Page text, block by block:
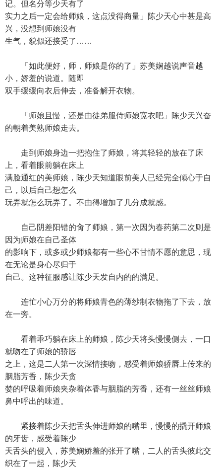
记。但名分等少天有了
实力之后一定会给师娘，这点没得商量」陈少天心中甚是高
兴，没想到师娘没有
生气，貌似还接受了……
「如此便好，师，师娘是你的了」苏美娴越说声音越
小，娇羞的说道。随即
双手缓缓向衣后伸去，准备解开衣物。
「师娘且慢，还是由徒弟服侍师娘宽衣吧」陈少天兴奋
的朝着美熟师娘走去。
走到师娘身边一把抱住了师娘，将其轻轻的放在了床
上，看着眼前躺在床上
满脸通红的美师娘，陈少天知道眼前美人已经完全倾心于自
己，以后自己想怎么
玩弄就怎么玩弄了。不由得增加了几分成就感。
自己阴差阳错的肏了师娘，第一次因为春药第二次则是
因为师娘在自己圣体
的影响下，或多或少师娘都有一些心不甘情不愿的意思，现
在无论是身心尽归于
自己。这种征服感让陈少天发自内的的满足。
连忙小心万分的将师娘青色的薄纱制衣物拖了下去，放
在一旁。
看着乖巧躺在床上的师娘，陈少天将头慢慢侧去，一口
就吻在了师娘的骄唇
之上，这是二人第一次深情接吻，感受着师娘骄唇上传来的
胭脂芳香，陈少天贪
婪的呼吸着师娘夹杂着体香与胭脂的芳香，还有一丝丝师娘
鼻中呼出的味道。
紧接着陈少天把舌头伸进师娘的嘴里，慢慢的撬开师娘
的牙齿，感受着陈少
天舌头的侵入，苏美娴娇羞的张开了嘴，二人的舌头彼此交
织在了一起，陈少天